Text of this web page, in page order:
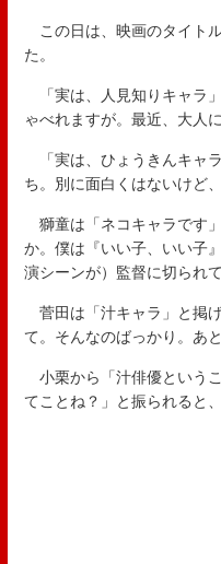
この日は、映画のタイト
た。
「実は、人見知りキャラ
ゃべれますが。最近、大人
「実は、ひょうきんキャ
ち。別に面白くはないけど
獅童は「ネコキャラです
か。僕は『いい子、いい子
演シーンが）監督に切られ
菅田は「汁キャラ」と掲
て。そんなのばっかり。あ
小栗から「汁俳優という
てことね？」と振られると